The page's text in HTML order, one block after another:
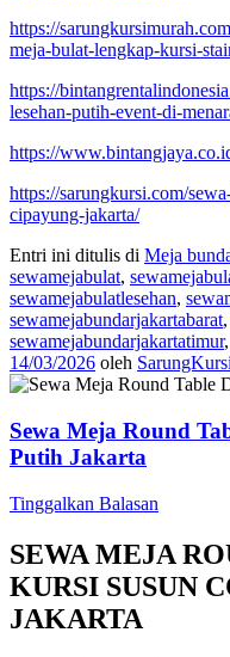
https://
meja-bulat-lengkap-kursi-
https://
lesehan-putih-event-di-
https://
https://sarungkursi.com/
cipayung-jakarta/
Entri ini ditulis di Meja
sewamejabulat,
sewamejabulatlesehan,
sewamejabundarjakartabarat,
sewamejabundarjakartatimur,
14/03/2026 oleh
Sewa Meja Round
Putih Jakarta
Tinggalkan Balasan
SEWA MEJA
KURSI SUSUN
JAKARTA